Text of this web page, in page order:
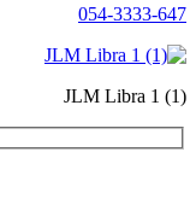
054-3333-647
JLM Libra 1 (1)